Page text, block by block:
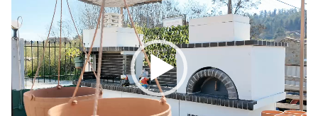
Αναπαραγωγής
Βίντεο